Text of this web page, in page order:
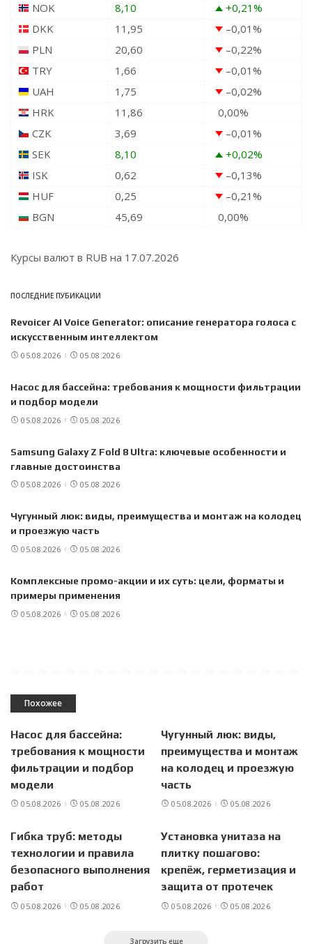
NOK
8,10 +0,21%
DKK
11,95 –0,01%
PLN
20,60 –0,22%
TRY
1,66 –0,01%
UAH
1,75 –0,02%
HRK
11,86 0,00%
CZK
3,69 –0,01%
SEK
8,10 +0,02%
ISK
0,62 –0,13%
HUF
0,25 –0,21%
BGN
45,69 0,00%
Курсы валют в RUB на 17.07.2026
ПОСЛЕДНИЕ ПУБИКАЦИИ
Revoicer AI Voice Generator: описание генератора голоса с
искусственным интеллектом
05.08.2026 05.08.2026
Насос для бассейна: требования к мощности фильтрации
и подбор модели
05.08.2026 05.08.2026
Samsung Galaxy Z Fold 8 Ultra: ключевые особенности и
главные достоинства
05.08.2026 05.08.2026
Чугунный люк: виды, преимущества и монтаж на колодец
и проезжую часть
05.08.2026 05.08.2026
Комплексные промо-акции и их суть: цели, форматы и
примеры применения
05.08.2026 05.08.2026
Похожее
Насос для бассейна:
требования к мощности
фильтрации и подбор
модели
05.08.2026 05.08.2026
Чугунный люк: виды,
преимущества и монтаж
на колодец и проезжую
часть
05.08.2026 05.08.2026
Гибка труб: методы
технологии и правила
безопасного выполнения
работ
05.08.2026 05.08.2026
Установка унитаза на
плитку пошагово:
крепёж, герметизация и
защита от протечек
05.08.2026 05.08.2026
Загрузить еще